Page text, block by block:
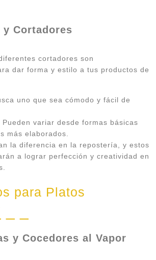
Cortadores
cortadores son
dar forma y estilo a tus productos de
uno que sea cómodo y fácil de
Pueden variar desde formas básicas
más elaborados.
la diferencia en la repostería, y estos
a lograr perfección y creatividad en
para Platos
y Cocedores al Vapor